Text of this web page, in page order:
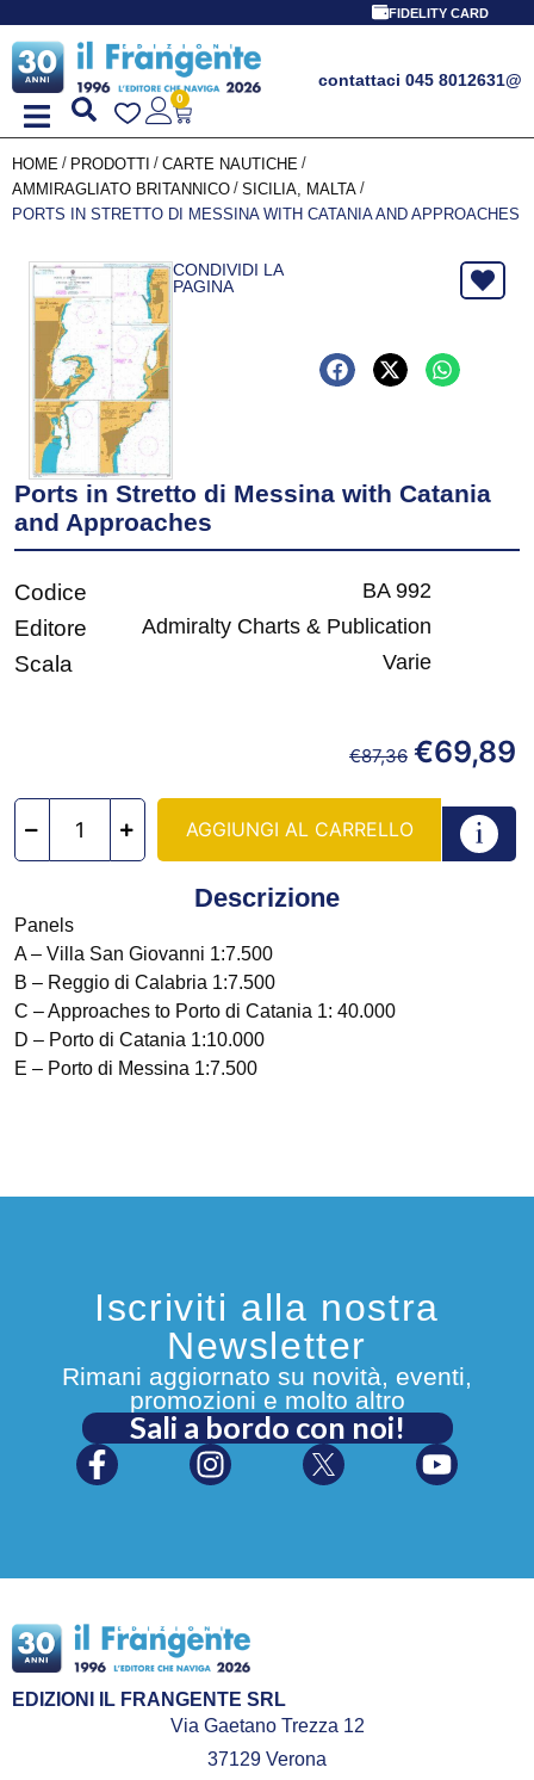
FIDELITY CARD
contattaci 045 8012631@
0
HOME / PRODOTTI / CARTE NAUTICHE /
AMMIRAGLIATO BRITANNICO / SICILIA, MALTA /
PORTS IN STRETTO DI MESSINA WITH CATANIA AND APPROACHES
CONDIVIDI LA
PAGINA
Ports in Stretto di Messina with Catania
and Approaches
Codice BA 992
Editore Admiralty Charts & Publication
Scala Varie
€87,36 €69,89
AGGIUNGI AL CARRELLO
Descrizione
Panels
A – Villa San Giovanni 1:7.500
B – Reggio di Calabria 1:7.500
C – Approaches to Porto di Catania 1: 40.000
D – Porto di Catania 1:10.000
E – Porto di Messina 1:7.500
Iscriviti alla nostra
Newsletter
Rimani aggiornato su novità, eventi,
promozioni e molto altro
Sali a bordo con noi!
EDIZIONI IL FRANGENTE SRL
Via Gaetano Trezza 12
37129 Verona